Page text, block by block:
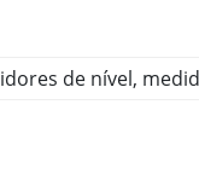
de nível,